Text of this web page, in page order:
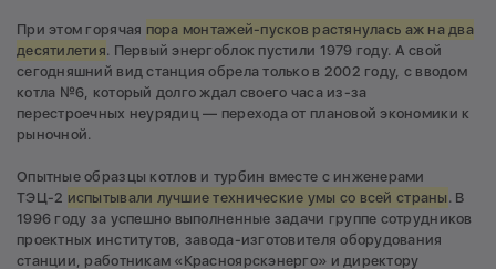
При этом горячая пора монтажей-пусков растянулась аж на два
десятилетия. Первый энергоблок пустили 1979 году. А свой
сегодняшний вид станция обрела только в 2002 году, с вводом
котла №6, который долго ждал своего часа из-за
перестроечных неурядиц — перехода от плановой экономики к
рыночной.
Опытные образцы котлов и турбин вместе с инженерами
ТЭЦ-2 испытывали лучшие технические умы со всей страны . В
1996 году за успешно выполненные задачи группе сотрудников
проектных институтов, завода-изготовителя оборудования
станции, работникам «Красноярскэнерго» и директору